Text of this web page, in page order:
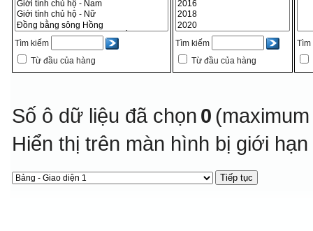
Tìm kiếm
Từ đầu của hàng
Tìm kiếm
Từ đầu của hàng
Tìm
Số ô dữ liệu đã chọn 0
Hiển thị trên màn hình bị giới